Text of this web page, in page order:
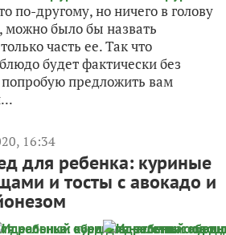
по-другому, но ничего в голову
было бы назвать
часть ее. Так что
будет фактически без
предложить вам
16:34
для ребенка: куриные
и тосты с авокадо и